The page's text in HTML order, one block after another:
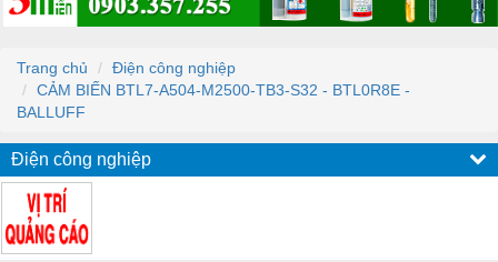
Trang chủ
Điện công nghiệp
CẢM BIẾN BTL7-A504-M2500-TB3-S32 - BTL0R8E -
BALLUFF
Điện công nghiệp